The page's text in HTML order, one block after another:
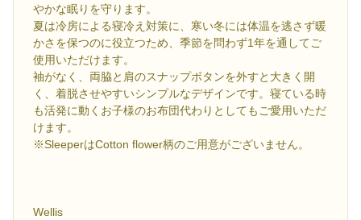
やかな眠りを守ります。
夏は冷房による寝冷え対策に、寒い冬には体温を逃さず暖
かさを保つのに役立つため、季節を問わず1年を通してご
使用いただけます。
袖がなく、両脇と肩のスナップボタンを外すと大きく開
く、着脱させやすいシンプルなデザインです。寝ている時
も活発に動くお子様のお布団代わりとしてもご愛用いただ
けます。
※SleeperはCotton flower柄のご用意がございません。
Wellis